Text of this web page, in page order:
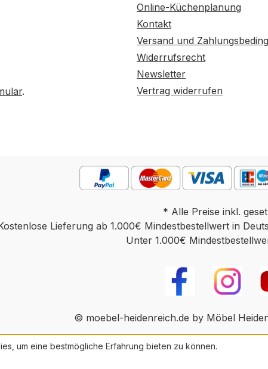
.
Online-Küchenplanung
Kontakt
Versand und
Widerrufsrecht
Newsletter
Vertrag widerrufen
* Alle Preise inkl.
Lieferung ab 1.000€ Mindestbestellwert in
Unter 1.000€
© moebel-heidenreich.de by Möbel
um eine bestmögliche Erfahrung bieten zu können.